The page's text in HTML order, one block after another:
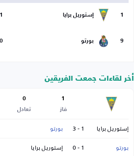
1 إستوريل برايا 1
9 بورتو 0
أخر لقاءات جمعت الفريقين
1
فاز
0
تعادل
إستوريل برايا 1 - 3 بورتو
بورتو
1 - 0 إستوريل برايا